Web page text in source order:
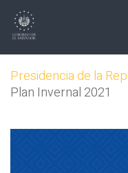
Presidencia de la
Plan Invernal 2021